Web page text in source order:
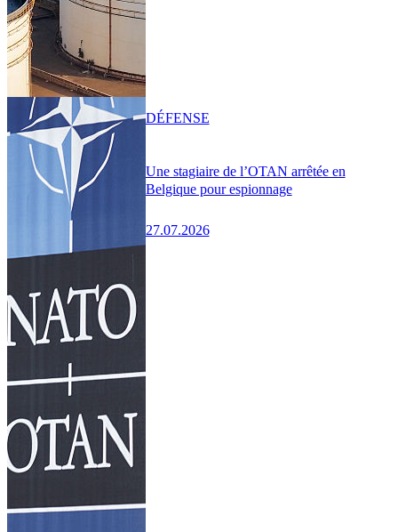
Une stagiaire de l’OTAN arrêtée en
Belgique pour espionnage
27.07.2026
DÉFENSE